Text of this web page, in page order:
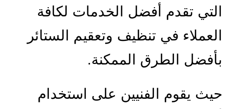
التي تقدم أفضل الخدمات لكافة
العملاء في تنظيف وتعقيم الستائر
بأفضل الطرق الممكنة.
حيث يقوم الفنيين على استخدام